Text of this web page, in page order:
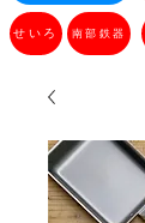
せいろ 南部鉄器